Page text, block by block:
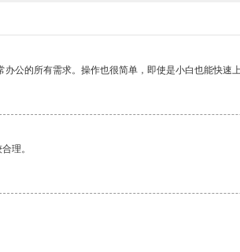
公的所有需求。操作也很简单，即使是小白也能快速上
理。